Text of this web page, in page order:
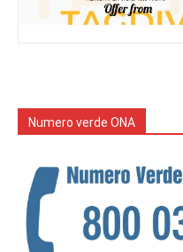
Numero verde ONA